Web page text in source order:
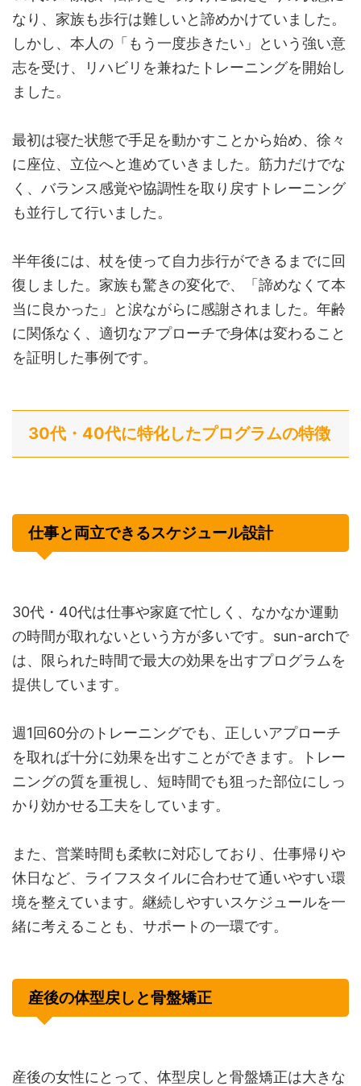
なり、家族も歩行は難しいと諦めかけていました。
しかし、本人の「もう一度歩きたい」という強い意
志を受け、リハビリを兼ねたトレーニングを開始し
ました。
最初は寝た状態で手足を動かすことから始め、徐々
に座位、立位へと進めていきました。筋力だけでな
く、バランス感覚や協調性を取り戻すトレーニング
も並行して行いました。
半年後には、杖を使って自力歩行ができるまでに回
復しました。家族も驚きの変化で、「諦めなくて本
当に良かった」と涙ながらに感謝されました。年齢
に関係なく、適切なアプローチで身体は変わること
を証明した事例です。
30代・40代に特化したプログラムの特徴
仕事と両立できるスケジュール設計
30代・40代は仕事や家庭で忙しく、なかなか運動
の時間が取れないという方が多いです。sun-archで
は、限られた時間で最大の効果を出すプログラムを
提供しています。
週1回60分のトレーニングでも、正しいアプローチ
を取れば十分に効果を出すことができます。トレー
ニングの質を重視し、短時間でも狙った部位にしっ
かり効かせる工夫をしています。
また、営業時間も柔軟に対応しており、仕事帰りや
休日など、ライフスタイルに合わせて通いやすい環
境を整えています。継続しやすいスケジュールを一
緒に考えることも、サポートの一環です。
産後の体型戻しと骨盤矯正
産後の女性にとって、体型戻しと骨盤矯正は大きな